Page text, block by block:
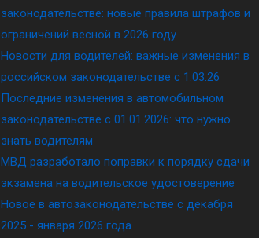
законодательстве: новые правила штрафов и
ограничений весной в 2026 году
Новости для водителей: важные изменения в
российском законодательстве c 1.03.26
Последние изменения в автомобильном
законодательстве c 01.01.2026: что нужно
знать водителям
МВД разработало поправки к порядку сдачи
экзамена на водительское удостоверение
Новое в автозаконодательстве с декабря
2025 - января 2026 года